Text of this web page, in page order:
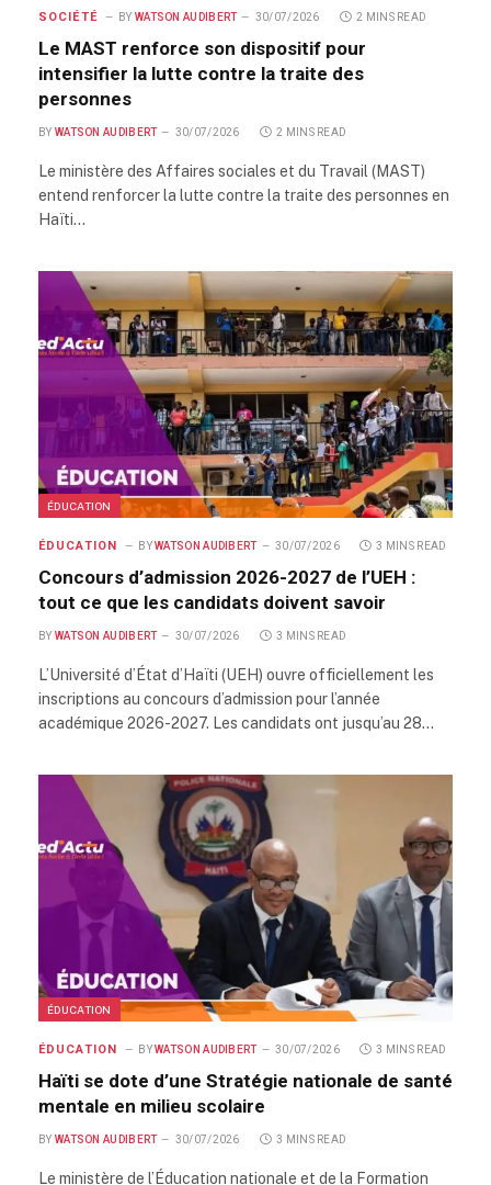
SOCIÉTÉ BY WATSON AUDIBERT 30/07/2026 2 MINS READ
Le MAST renforce son dispositif pour
intensifier la lutte contre la traite des
personnes
BY WATSON AUDIBERT 30/07/2026 2 MINS READ
Le ministère des Affaires sociales et du Travail (MAST)
entend renforcer la lutte contre la traite des personnes en
Haïti…
ÉDUCATION
ÉDUCATION BY WATSON AUDIBERT 30/07/2026 3 MINS READ
Concours d’admission 2026-2027 de l’UEH :
tout ce que les candidats doivent savoir
BY WATSON AUDIBERT 30/07/2026 3 MINS READ
L’Université d’État d’Haïti (UEH) ouvre officiellement les
inscriptions au concours d’admission pour l’année
académique 2026-2027. Les candidats ont jusqu’au 28…
ÉDUCATION
ÉDUCATION BY WATSON AUDIBERT 30/07/2026 3 MINS READ
Haïti se dote d’une Stratégie nationale de santé
mentale en milieu scolaire
BY WATSON AUDIBERT 30/07/2026 3 MINS READ
Le ministère de l’Éducation nationale et de la Formation